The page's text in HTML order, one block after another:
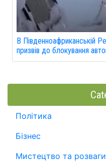
В Південноафриканській
призвів до блокування
Політика
Бізнес
Мистецтво та розваги